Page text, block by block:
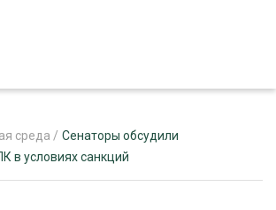
среда / Сенаторы обсудили
в условиях санкций